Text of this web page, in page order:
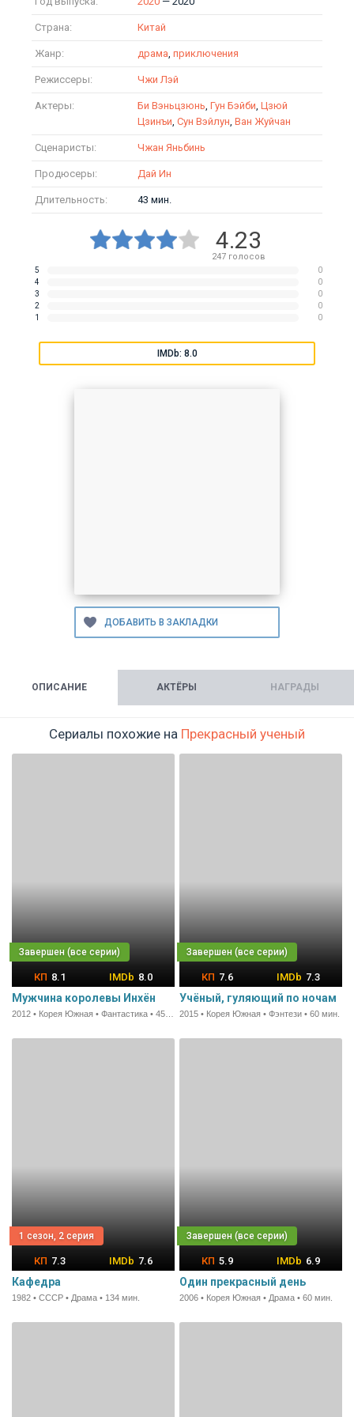
Страна: Китай
Жанр: драма, приключения
Режиссеры: Чжи Лэй
Актеры: Би Вэньцзюнь, Гун Бэйби, Цзюй
Цзинъи, Сун Вэйлун, Ван Жуйчан
Сценаристы: Чжан Яньбинь
Продюсеры: Дай Ин
Длительность: 43 мин.
4.23
247голосов
5
0
4
0
3
0
2
0
1
0
IMDb: 8.0
ОПИСАНИЕ АКТЁРЫ НАГРАДЫ
Сериалы похожие на Прекрасный ученый
8.1 8.0
Мужчина королевы Инхён
7.6 7.3
Учёный, гуляющий по ночам
2015 • Корея Южная • Фэнтези • 60 мин.
1 сезон, 2 серия
7.3 7.6
Кафедра
1982 • СССР • Драма • 134 мин.
5.9 6.9
Один прекрасный день
2006 • Корея Южная • Драма • 60 мин.